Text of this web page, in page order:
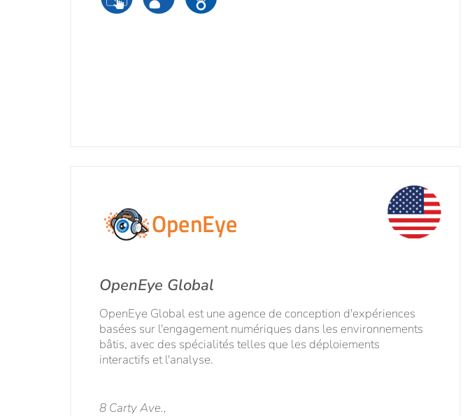
OpenEye Global
OpenEye Global est une agence de conception d'expériences
basées sur l'engagement numériques dans les environnements
bâtis, avec des spécialités telles que les déploiements
interactifs et l'analyse.
8 Carty Ave.,